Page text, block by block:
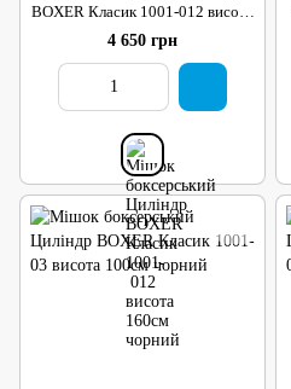
BOXER Класик 1001-012 висота
160см чорний
4 650 грн